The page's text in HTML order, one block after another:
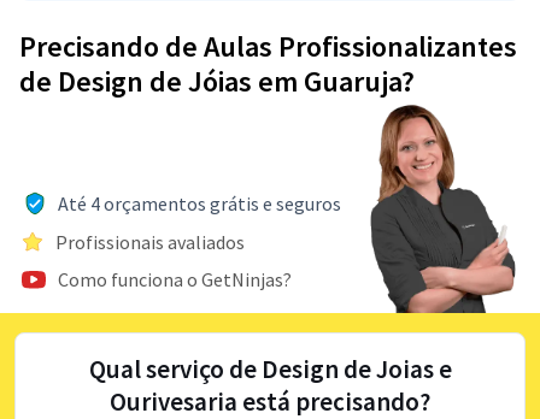
Precisando de Aulas Profissionalizantes
de Design de Jóias em Guaruja?
Até 4 orçamentos grátis e seguros
Profissionais avaliados
Como funciona o GetNinjas?
Qual serviço de Design de Joias e
Ourivesaria está precisando?